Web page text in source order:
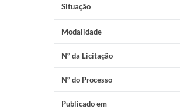
Situação
Modalidade
Nº da Licitação
Nº do Processo
Publicado em